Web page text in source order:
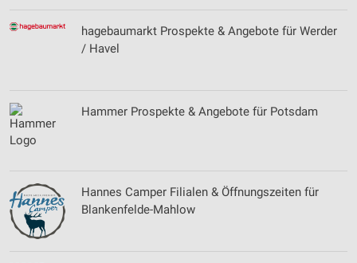
hagebaumarkt Prospekte & Angebote für Werder
/ Havel
Hammer Prospekte & Angebote für Potsdam
Hannes Camper Filialen & Öffnungszeiten für
Blankenfelde-Mahlow